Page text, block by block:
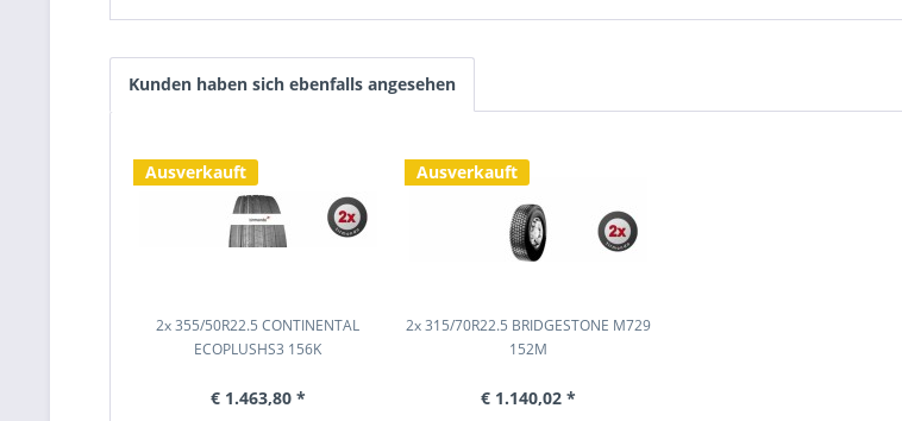
Kunden haben sich ebenfalls angesehen
Ausverkauft
2x 355/50R22.5 CONTINENTAL
ECOPLUSHS3 156K
€ 1.463,80 *
Ausverkauft
2x 315/70R22.5 BRIDGESTONE M729
152M
€ 1.140,02 *